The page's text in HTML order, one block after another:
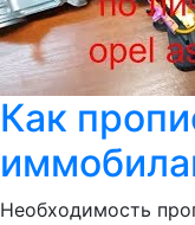
Как
Необходимость